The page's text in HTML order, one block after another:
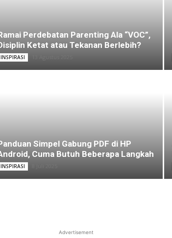
Perdebatan Parenting Ala “VOC”,
Ketat atau Tekanan Berlebih?
INSPIRASI
Simpel Gabung PDF di HP
Cuma Butuh Beberapa Langkah
INSPIRASI
Advertisement